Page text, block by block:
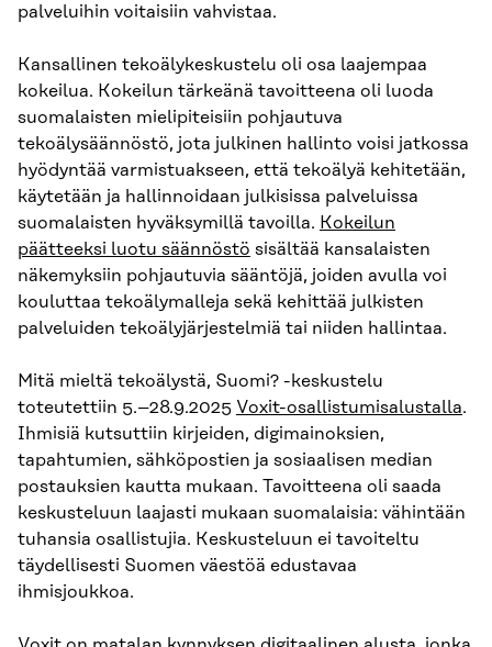
palveluihin voitaisiin vahvistaa.
Kansallinen tekoälykeskustelu oli osa laajempaa
kokeilua. Kokeilun tärkeänä tavoitteena oli luoda
suomalaisten mielipiteisiin pohjautuva
tekoälysäännöstö, jota julkinen hallinto voisi jatkossa
hyödyntää varmistuakseen, että tekoälyä kehitetään,
käytetään ja hallinnoidaan julkisissa palveluissa
suomalaisten hyväksymillä tavoilla. Kokeilun
päätteeksi luotu säännöstö sisältää kansalaisten
näkemyksiin pohjautuvia sääntöjä, joiden avulla voi
kouluttaa tekoälymalleja sekä kehittää julkisten
palveluiden tekoälyjärjestelmiä tai niiden hallintaa.
Mitä mieltä tekoälystä, Suomi? -keskustelu
toteutettiin 5.–28.9.2025 Voxit-osallistumisalustalla.
Ihmisiä kutsuttiin kirjeiden, digimainoksien,
tapahtumien, sähköpostien ja sosiaalisen median
postauksien kautta mukaan. Tavoitteena oli saada
keskusteluun laajasti mukaan suomalaisia: vähintään
tuhansia osallistujia. Keskusteluun ei tavoiteltu
täydellisesti Suomen väestöä edustavaa
ihmisjoukkoa.